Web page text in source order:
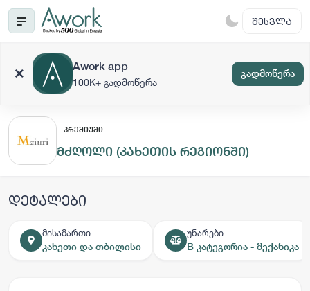
ᲨᲔᲡᲕᲚᲐ
Awork app
100K+ გადმოწერა
გადმოწერა
ᲞᲠᲔᲛᲘᲣᲛᲘ
მძღოლი (კახეთის რეგიონში)
დეტალები
მისამართი
კახეთი და თბილისი
უნარები
B კატეგორია - მექანიკა